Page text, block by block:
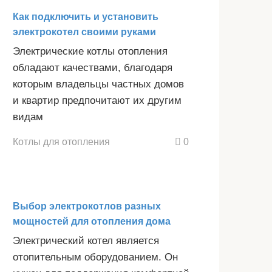
Как подключить и установить
электрокотел своими руками
Электрические котлы отопления
обладают качествами, благодаря
которым владельцы частных домов
и квартир предпочитают их другим
видам
Котлы для отопления 0
Выбор электрокотлов разных
мощностей для отопления дома
Электрический котел является
отопительным оборудованием. Он